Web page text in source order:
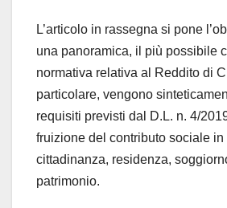
L’articolo in rassegna si pone
una panoramica, il più possibile
normativa relativa al Reddito di
particolare, vengono
requisiti previsti dal D.L. n. 4/
fruizione del contributo sociale in
cittadinanza, residenza,
patrimonio.